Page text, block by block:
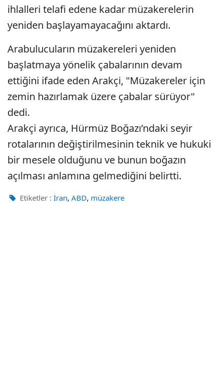
ihlalleri telafi edene kadar müzakerelerin
yeniden başlayamayacağını aktardı.
Arabulucuların müzakereleri yeniden
başlatmaya yönelik çabalarının devam
ettiğini ifade eden Arakçi, "Müzakereler için
zemin hazırlamak üzere çabalar sürüyor"
dedi.
Arakçi ayrıca, Hürmüz Boğazı’ndaki seyir
rotalarının değiştirilmesinin teknik ve hukuki
bir mesele olduğunu ve bunun boğazın
açılması anlamına gelmediğini belirtti.
Etiketler : İran, ABD, müzakere